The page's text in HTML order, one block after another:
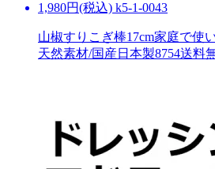
1,980円(税込) k5-1-0043
山椒すりこぎ棒17cm家庭で使
天然素材/国産日本製8754送料